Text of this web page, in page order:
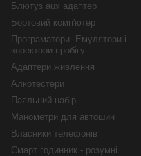
Блютуз aux адаптер
Бортовий комп'ютер
Програматори. Емулятори і
коректори пробігу
Адаптери живлення
Алкотестери
Паяльний набір
Манометри для автошин
Власники телефонів
Смарт годинник - розумні